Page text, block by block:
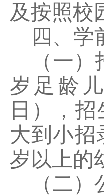
及按照校
四 、学
（一
岁足龄
日）
，招
大到小招
岁以上的
（二